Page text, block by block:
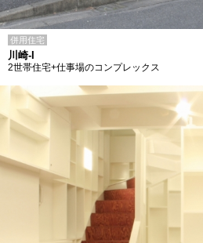
併用住宅
川崎-I
2世帯住宅+仕事場のコンプレックス